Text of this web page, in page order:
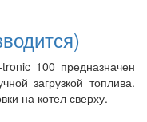
100 предназначен
загрузкой топлива.
на котел сверху.